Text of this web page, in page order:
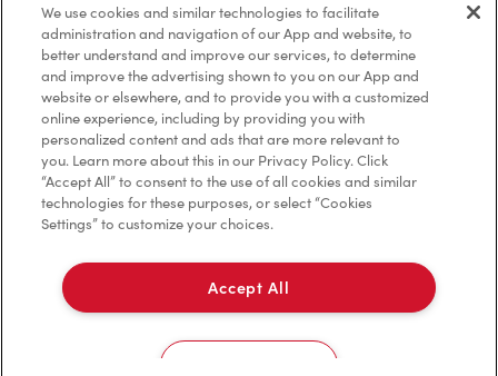
Marques de commerce
Accessibilité
Diagnostic
Contactez-nous
TM & © Tim Hortons, 2023
We use cookies and similar technologies to facilitate
administration and navigation of our App and website, to
better understand and improve our services, to determine
and improve the advertising shown to you on our App and
website or elsewhere, and to provide you with a customized
online experience, including by providing you with
personalized content and ads that are more relevant to
you. Learn more about this in our Privacy Policy. Click
“Accept All” to consent to the use of all cookies and similar
technologies for these purposes, or select “Cookies
Settings” to customize your choices.
Accept All